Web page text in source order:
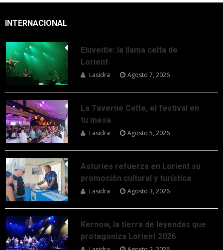
INTERNACIONAL
Eluveitie: la llama celta de
Lorient
Lasidra Agosto 7, 2026
La Taverne Celte, el festival en
tu mesa
Lasidra Agosto 5, 2026
Asturies refuerza en Lorient su
promoción cultural y turística
Lasidra Agosto 3, 2026
Kernow, la tierra de leyendas que
protagoniza Lorient 2026